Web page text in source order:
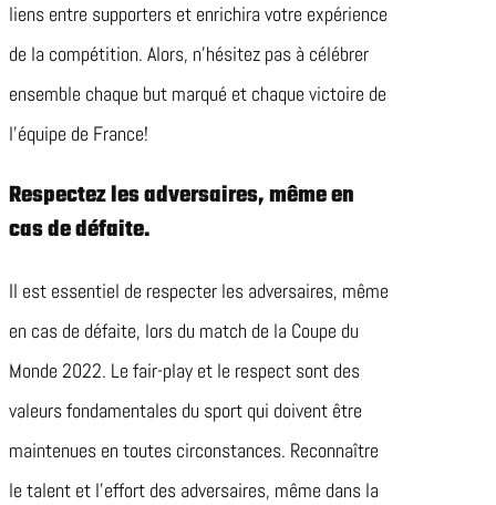
liens entre supporters et enrichira votre expérience
de la compétition. Alors, n’hésitez pas à célébrer
ensemble chaque but marqué et chaque victoire de
l’équipe de France!
Respectez les adversaires, même en
cas de défaite.
Il est essentiel de respecter les adversaires, même
en cas de défaite, lors du match de la Coupe du
Monde 2022. Le fair-play et le respect sont des
valeurs fondamentales du sport qui doivent être
maintenues en toutes circonstances. Reconnaître
le talent et l’effort des adversaires, même dans la